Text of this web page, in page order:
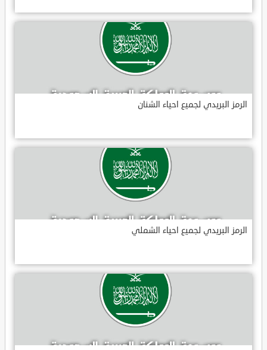
الرمز البريدي لجميع احياء الشنان
الرمز البريدي لجميع احياء الشملي